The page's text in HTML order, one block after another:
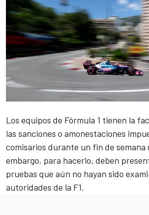
Los equipos de Fórmula 1 tienen la
las sanciones o amonestaciones
comisarios durante un fin de semana
embargo, para hacerlo, deben
pruebas que aún no hayan sido
autoridades de la F1.